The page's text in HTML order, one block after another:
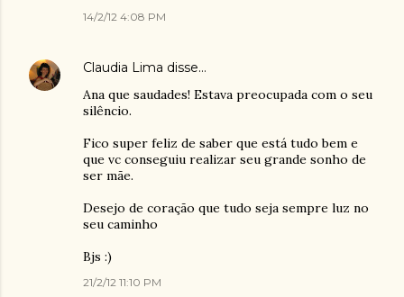
14/2/12 4:08 PM
Claudia Lima disse…
Ana que saudades! Estava preocupada com o seu
silêncio.
Fico super feliz de saber que está tudo bem e
que vc conseguiu realizar seu grande sonho de
ser mãe.
Desejo de coração que tudo seja sempre luz no
seu caminho
Bjs :)
21/2/12 11:10 PM